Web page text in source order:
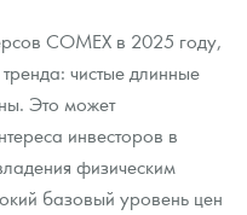
COMEX в 2025 году,
чистые длинные
Это может
инвесторов в
физическим
базовый уровень цен